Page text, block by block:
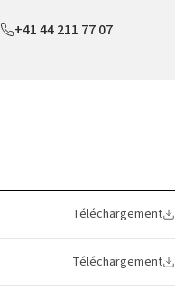
+41 44 211 77 07
Téléchargement
Téléchargement